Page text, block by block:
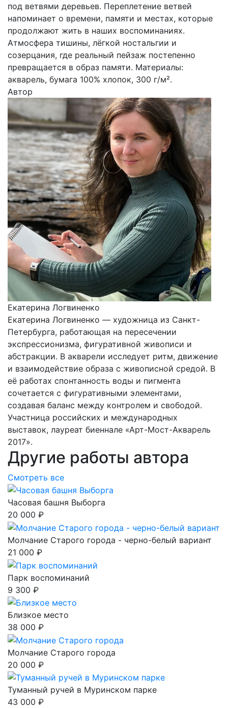
под ветвями деревьев. Переплетение ветвей
напоминает о времени, памяти и местах, которые
продолжают жить в наших воспоминаниях.
Атмосфера тишины, лёгкой ностальгии и
созерцания, где реальный пейзаж постепенно
превращается в образ памяти. Материалы:
акварель, бумага 100% хлопок, 300 г/м².
Автор
Екатерина Логвиненко
Екатерина Логвиненко — художница из Санкт-
Петербурга, работающая на пересечении
экспрессионизма, фигуративной живописи и
абстракции. В акварели исследует ритм, движение
и взаимодействие образа с живописной средой. В
её работах спонтанность воды и пигмента
сочетается с фигуративными элементами,
создавая баланс между контролем и свободой.
Участница российских и международных
выставок, лауреат биеннале «Арт-Мост-Акварель
2017».
Другие работы автора
Смотреть все
Часовая башня Выборга
20 000 ₽
Молчание Старого города - черно-белый вариант
21 000 ₽
Парк воспоминаний
9 300 ₽
Близкое место
38 000 ₽
Молчание Старого города
20 000 ₽
Туманный ручей в Муринском парке
43 000 ₽